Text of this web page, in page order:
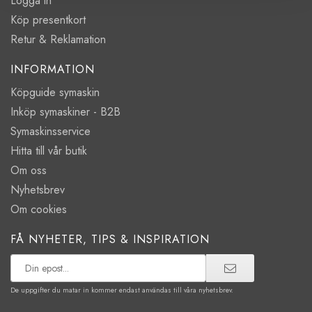
Köp presentkort
Retur & Reklamation
INFORMATION
Köpguide symaskin
Inköp symaskiner - B2B
Symaskinsservice
Hitta till vår butik
Om oss
Nyhetsbrev
Om cookies
FÅ NYHETER, TIPS & INSPIRATION
De uppgifter du matar in kommer endast användas till våra nyhetsbrev.